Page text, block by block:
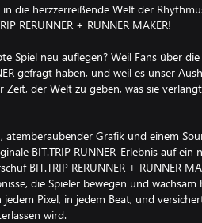
die herzzerreißende Welt der
RERUNNER + RUNNER MAKER!
Spiel neu auflegen? Weil Fans über
gefragt haben, und weil es unser
Zeit, der Welt zu geben, was sie
atemberaubender Grafik und einem
BIT.TRIP RUNNER-Erlebnis auf ein
BIT.TRIP RERUNNER + RUNNER
die Spieler bewegen und
Pixel, in jedem Beat, und
wird.